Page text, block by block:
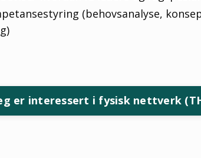
(behovsanalyse,
er interessert i fysisk nettverk